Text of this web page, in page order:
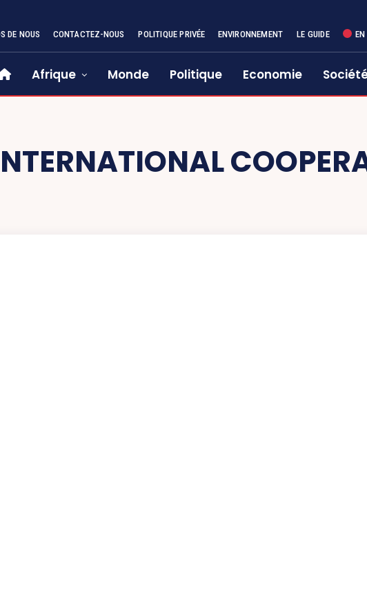
DE NOUS CONTACTEZ-NOUS POLITIQUE PRIVÉE ENVIRONNEMENT LE GUIDE EN
Afrique Monde Politique Economie